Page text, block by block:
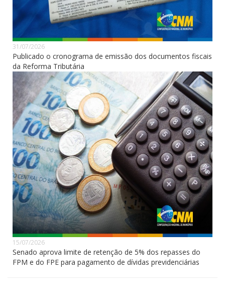
31/07/2026
Publicado o cronograma de emissão dos documentos fiscais
da Reforma Tributária
15/07/2026
Senado aprova limite de retenção de 5% dos repasses do
FPM e do FPE para pagamento de dívidas previdenciárias